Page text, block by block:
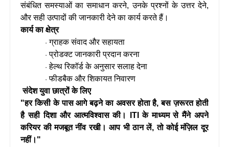
संबंधित समस्याओं का समाधान करने, उनके प्रश्नों के उत्तर देने,
और सही उत्पादों की जानकारी देने का कार्य करते हैं।
कार्य का क्षेत्र
·ग्राहक संवाद और सहायता
·प्रोडक्ट जानकारी प्रदान करना
·हेल्थ रिकॉर्ड के अनुसार सलाह देना
·फीडबैक और शिकायत निवारण
संदेश युवा छात्रों के लिए
"हर किसी के पास आगे बढ़ने का अवसर होता है, बस ज़रूरत होती
है सही दिशा और आत्मविश्वास की। ITI के माध्यम से मैंने अपने
करियर की मजबूत नींव रखी। आप भी ठान लें, तो कोई मंज़िल दूर
नहीं।"